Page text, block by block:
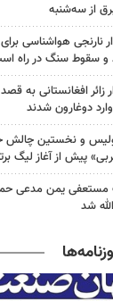
از سه‌شنبه
و سقوط سنگ در راه
زائر افغانستانی به
دوغارون شدند
و نخستین چالش
پیش از آغاز لیگ
مستعفی یمن مدعی
شد